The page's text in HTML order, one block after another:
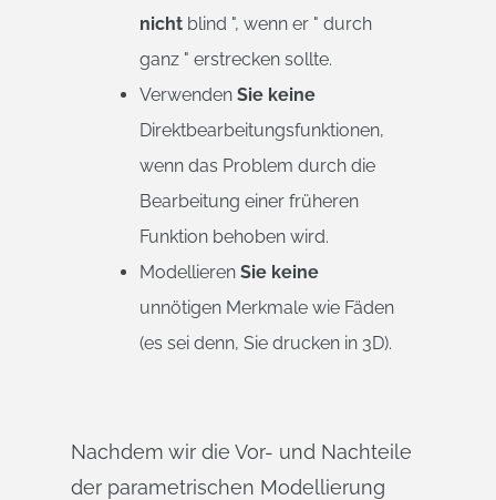
nicht blind ", wenn er " durch
ganz " erstrecken sollte.
Verwenden Sie keine
Direktbearbeitungsfunktionen,
wenn das Problem durch die
Bearbeitung einer früheren
Funktion behoben wird.
Modellieren Sie keine
unnötigen Merkmale wie Fäden
(es sei denn, Sie drucken in 3D).
Nachdem wir die Vor- und Nachteile
der parametrischen Modellierung